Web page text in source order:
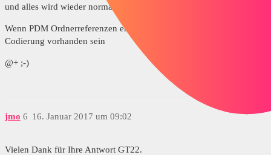
und alles wird wieder normal sein
Wenn PDM Ordnerreferenzen erstellt, muss eine entsprechende
Codierung vorhanden sein
@+ ;-)
jmo 16. Januar 2017 um 09:02
6
Vielen Dank für Ihre Antwort GT22.